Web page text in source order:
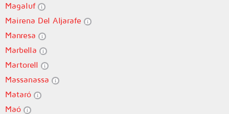
Magaluf
Mairena Del Aljarafe
Manresa
Marbella
Martorell
Massanassa
Mataró
Maó